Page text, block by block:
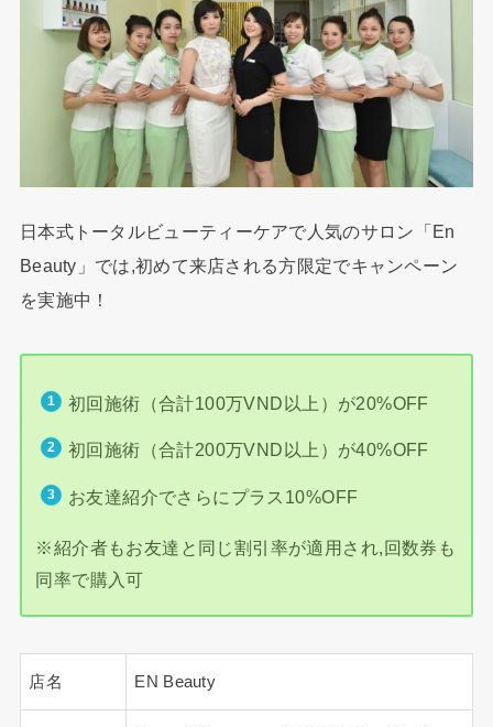
日本式トータルビューティーケアで人気のサロン「En
Beauty」では,初めて来店される方限定でキャンペーン
を実施中！
初回施術（合計100万VND以上）が20%OFF
初回施術（合計200万VND以上）が40%OFF
お友達紹介でさらにプラス10%OFF
※紹介者もお友達と同じ割引率が適用され,回数券も
同率で購入可
店名 EN Beauty